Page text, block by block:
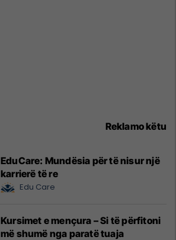
Reklamo këtu
EduCare: Mundësia për të nisur një
karrierë të re
Edu Care
Kursimet e mençura – Si të përfitoni
më shumë nga paratë tuaja